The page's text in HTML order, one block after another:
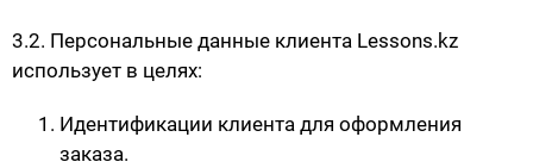
3.2. Персональные данные клиента Lessons.kz
использует в целях:
Идентификации клиента для оформления
заказа.